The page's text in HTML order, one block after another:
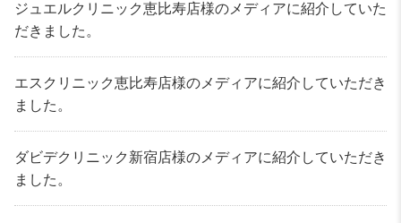
ジュエルクリニック恵比寿店様のメディアに紹介していた
だきました。
エスクリニック恵比寿店様のメディアに紹介していただき
ました。
ダビデクリニック新宿店様のメディアに紹介していただき
ました。